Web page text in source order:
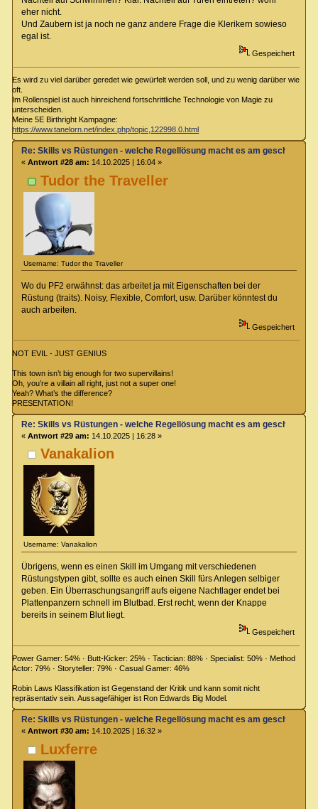
eher nicht.
Und Zaubern ist ja noch ne ganz andere Frage die Klerikern sowieso
egal ist.
Gespeichert
Es wird zu viel darüber geredet wie gewürfelt werden soll, und zu wenig darüber wie
oft.
Im Rollenspiel ist auch hinreichend fortschrittliche Technologie von Magie zu
unterscheiden.
Meine 5E Birthright Kampagne:
https://www.tanelorn.net/index.php/topic,122998.0.html
Tudor the Traveller
Username: Tudor the Traveller
Re: Skills vs Rüstungen - welche Regellösung macht es am
« Antwort #28 am: 14.10.2025 | 16:04 »
Wo du PF2 erwähnst: das arbeitet ja mit Eigenschaften bei der
Rüstung (traits). Noisy, Flexible, Comfort, usw. Darüber könntest du
auch arbeiten.
Gespeichert
NOT EVIL - JUST GENIUS
This town isn’t big enough for two supervillains!
Oh, you’re a villain all right, just not a super one!
Yeah? What’s the difference?
PRESENTATION!
Vanakalion
Username: Vanakalion
Re: Skills vs Rüstungen - welche Regellösung macht es am
« Antwort #29 am: 14.10.2025 | 16:28 »
Übrigens, wenn es einen Skill im Umgang mit verschiedenen
Rüstungstypen gibt, sollte es auch einen Skill fürs Anlegen selbiger
geben. Ein Überraschungsangriff aufs eigene Nachtlager endet bei
Plattenpanzern schnell im Blutbad. Erst recht, wenn der Knappe
bereits in seinem Blut liegt.
Gespeichert
Power Gamer: 54% · Butt-Kicker: 25% · Tactician: 88% · Specialist: 50% · Method
Actor: 79% · Storyteller: 79% · Casual Gamer: 46%
Robin Laws Klassifikation ist Gegenstand der Kritik und kann somit nicht
repräsentativ sein. Aussagefähiger ist Ron Edwards Big Model.
Luxferre
Re: Skills vs Rüstungen - welche Regellösung macht es am
« Antwort #30 am: 14.10.2025 | 16:32 »